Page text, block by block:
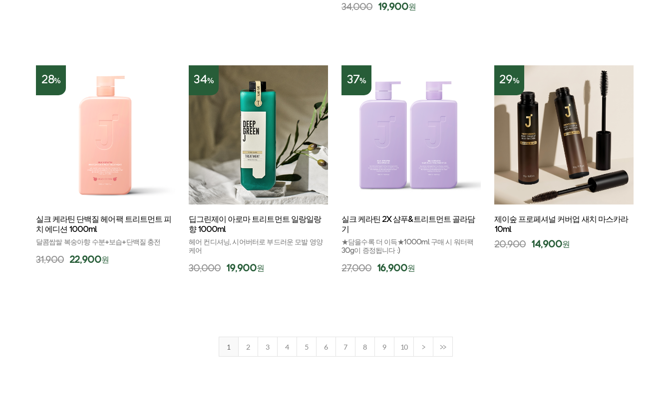
34,000 19,900원
28%
실크 케라틴 단백질 헤어팩 트리트먼트 피
치 에디션 1000ml
달콤쌉쌀 복숭아향 수분+보습+단백질 충전
31,900 22,900원
34%
딥그린제이 아로마 트리트먼트 일랑일랑
향 1000ml
헤어 컨디셔닝, 시어버터로 부드러운 모발 영양
케어
30,000 19,900원
37%
실크 케라틴 2X 샴푸&트리트먼트 골라담
기
★담을수록 더 이득★1000ml 구매 시 워터팩
30g이 증정됩니다 :)
27,000 16,900원
29%
제이숲 프로페셔널 커버업 새치 마스카라
10ml
20,900 14,900원
1 2 3 4 5 6 7 8 9 10 > >>